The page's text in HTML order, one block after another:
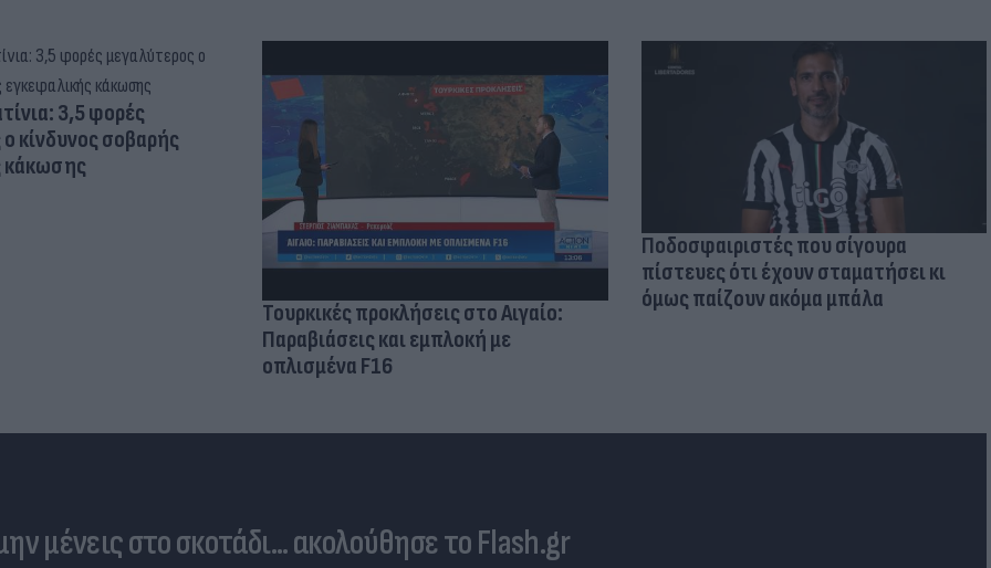
3,5 φορές
κίνδυνος σοβαρής
κάκωσης
Τουρκικές προκλήσεις στο Αιγαίο:
Παραβιάσεις και εμπλοκή με
οπλισμένα F16
Ποδοσφαιριστές που σίγουρα
πίστευες ότι έχουν σταματήσει κι
όμως παίζουν ακόμα μπάλα
μένεις στο σκοτάδι... ακολούθησε το Flash.gr